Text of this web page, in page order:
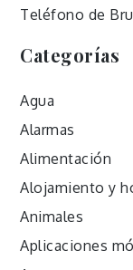
Teléfono de
Categorías
Agua
Alarmas
Alimentación
Alojamiento y
Animales
Aplicaciones